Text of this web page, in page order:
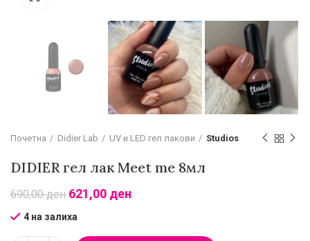
Почетна Didier Lab UV и LED гел лакови Studios
DIDIER гел лак Meet me 8мл
690,00ден 621,00 ден
4 на залиха